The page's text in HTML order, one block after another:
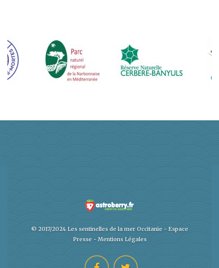
© 2017/2024 Les sentinelles de la mer Occitanie - Espace
Presse - Mentions Légales